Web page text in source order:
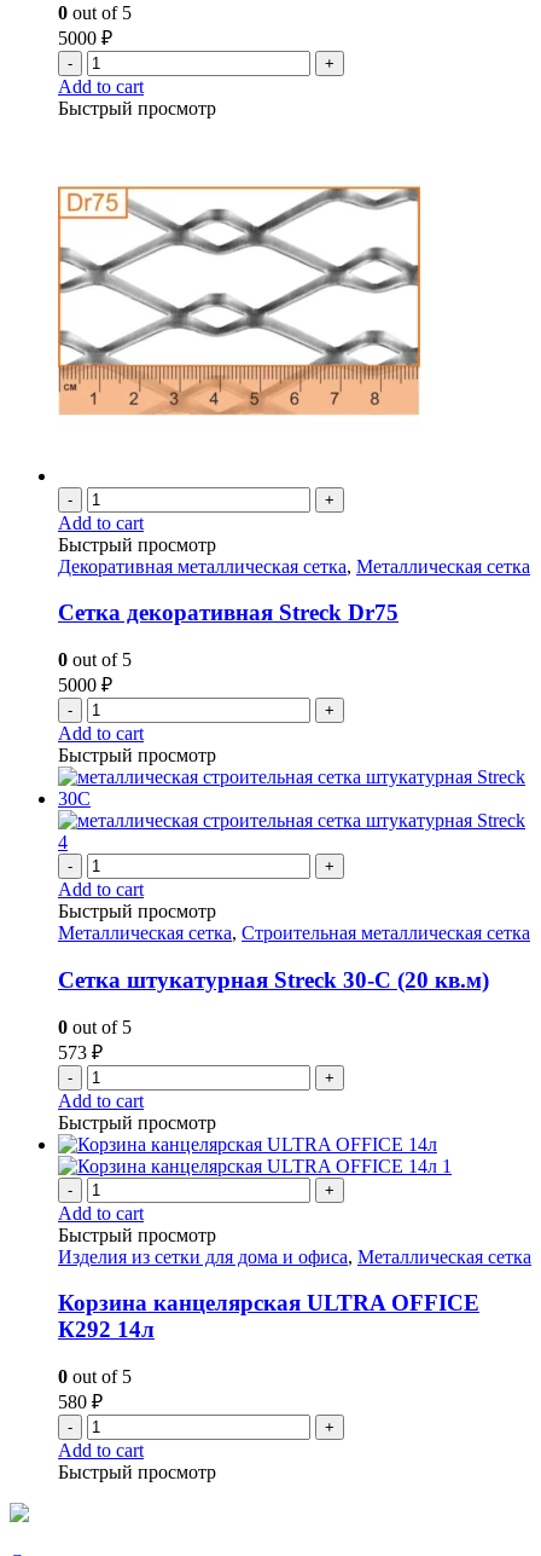
0 out of 5
5000 ₽
- +
Add to cart
Быстрый просмотр
- +
Add to cart
Быстрый просмотр
Декоративная металлическая сетка, Металлическая сетка
Сетка декоративная Streck Dr75
0 out of 5
5000 ₽
- +
Add to cart
Быстрый просмотр
- +
Add to cart
Быстрый просмотр
Металлическая сетка, Строительная металлическая сетка
Сетка штукатурная Streck 30-С (20 кв.м)
0 out of 5
573 ₽
- +
Add to cart
Быстрый просмотр
- +
Add to cart
Быстрый просмотр
Изделия из сетки для дома и офиса, Металлическая сетка
Корзина канцелярская ULTRA OFFICE
К292 14л
0 out of 5
580 ₽
- +
Add to cart
Быстрый просмотр